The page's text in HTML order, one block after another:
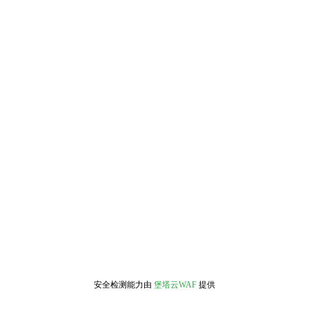
安全检测能力由 堡塔云WAF 提供